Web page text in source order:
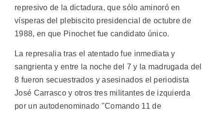
represivo de la dictadura, que sólo aminoró en
vísperas del plebiscito presidencial de octubre de
1988, en que Pinochet fue candidato único.
La represalia tras el atentado fue inmediata y
sangrienta y entre la noche del 7 y la madrugada del
8 fueron secuestrados y asesinados el periodista
José Carrasco y otros tres militantes de izquierda
por un autodenominado "Comando 11 de